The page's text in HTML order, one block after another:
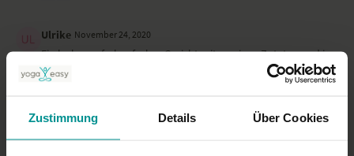
Zustimmung Details Über Cookies
Ulrike November 24, 2020
Ein leckeres, farbenfrohes Gericht mit wenigen Zutaten und in
kurzer Zeit zubereitet. Schöne Inspiration.